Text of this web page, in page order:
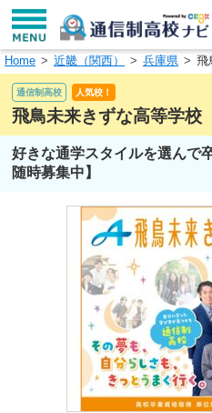
学校名で探す
エリアから探す
Home 近畿（関西） 兵庫県 飛
通信制高校 人気校！
飛鳥未来きずな高等学校
好きな通学スタイルを選んで
随時募集中】